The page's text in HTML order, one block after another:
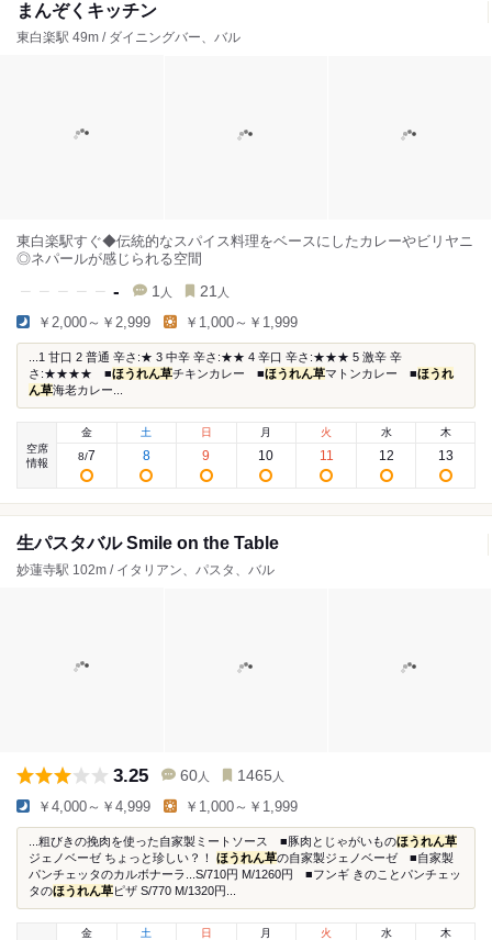
まんぞくキッチン
東白楽駅 49m / ダイニングバー、バル
東白楽駅すぐ◆伝統的なスパイス料理をベースにしたカレーやビリヤニ
◎ネパールが感じられる空間
- 1 人 21 人
￥2,000～￥2,999 ￥1,000～￥1,999
...1 甘口 2 普通 辛さ:★ 3 中辛 辛さ:★★ 4 辛口 辛さ:★★★ 5 激辛 辛
さ:★★★★ ■ほうれん草チキンカレー ■ほうれん草マトンカレー ■ほうれ
ん草海老カレー...
空席
情報
金
8/7
土
8
日
9
月
10
火
11
水
12
木
13
生パスタバル Smile on the Table
妙蓮寺駅 102m / イタリアン、パスタ、バル
3.25 60 人 1465 人
￥4,000～￥4,999 ￥1,000～￥1,999
...粗びきの挽肉を使った自家製ミートソース ■豚肉とじゃがいものほうれん草
ジェノベーゼ ちょっと珍しい？！ ほうれん草の自家製ジェノベーゼ ■自家製
パンチェッタのカルボナーラ...S/710円 M/1260円 ■フンギ きのことパンチェッ
タのほうれん草ピザ S/770 M/1320円...
金 土 日 月 火 水 木